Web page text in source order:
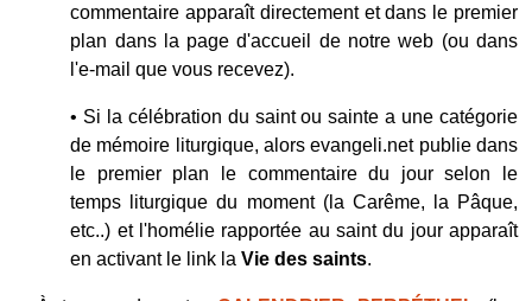
commentaire apparaît directement et dans le premier
plan dans la page d'accueil de notre web (ou dans
l'e-mail que vous recevez).
• Si la célébration du saint ou sainte a une catégorie
de mémoire liturgique, alors evangeli.net publie dans
le premier plan le commentaire du jour selon le
temps liturgique du moment (la Carême, la Pâque,
etc..) et l'homélie rapportée au saint du jour apparaît
en activant le link laVie des saints.